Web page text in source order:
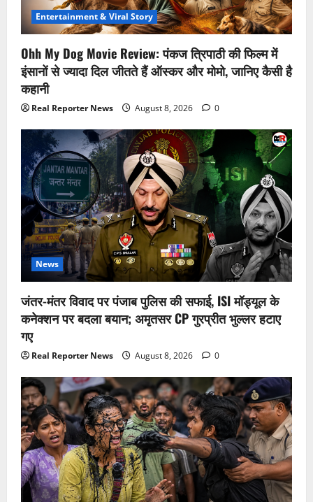
Entertainment & Viral Story
Ohh My Dog Movie Review: पंकज त्रिपाठी की फिल्म में
इंसानों से ज्यादा दिल जीतते हैं ऑस्कर और मोमो, जानिए कैसी है
कहानी
Real Reporter News August 8, 2026 0
News
जंतर-मंतर विवाद पर पंजाब पुलिस की सफाई, ISI मॉड्यूल के
कनेक्शन पर बदला बयान; अमृतसर CP गुरप्रीत भुल्लर हटाए
गए
Real Reporter News August 8, 2026 0